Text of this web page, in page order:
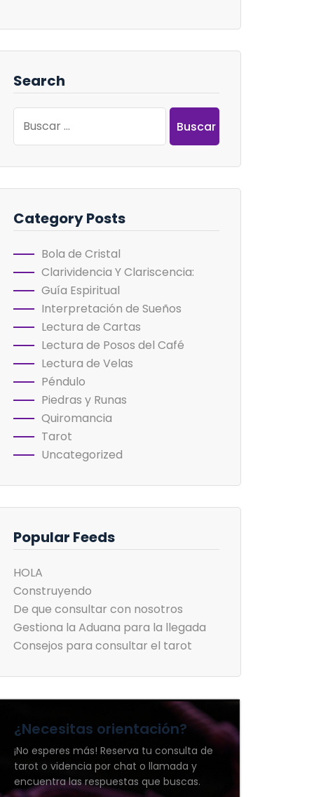
Search
Category Posts
Bola de Cristal
Clarividencia Y Clariscencia:
Guía Espiritual
Interpretación de Sueños
Lectura de Cartas
Lectura de Posos del Café
Lectura de Velas
Péndulo
Piedras y Runas
Quiromancia
Tarot
Uncategorized
Popular Feeds
HOLA
Construyendo
De que consultar con nosotros
Gestiona la Aduana para la llegada
Consejos para consultar el tarot
¿Necesitas orientación?
¡No esperes más! Reserva tu consulta de
tarot o videncia por chat o llamada y
encuentra las respuestas que buscas.